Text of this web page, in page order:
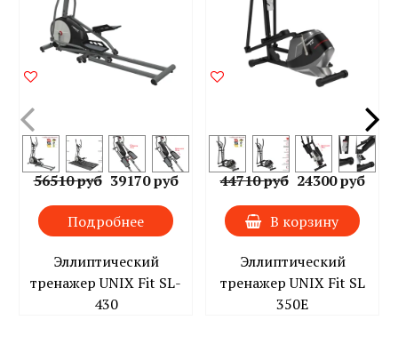
56510 руб 39170 руб
Подробнее
Эллиптический
тренажер UNIX Fit SL-
430
44710 руб 24300 руб
В корзину
Эллиптический
тренажер UNIX Fit SL
350Е